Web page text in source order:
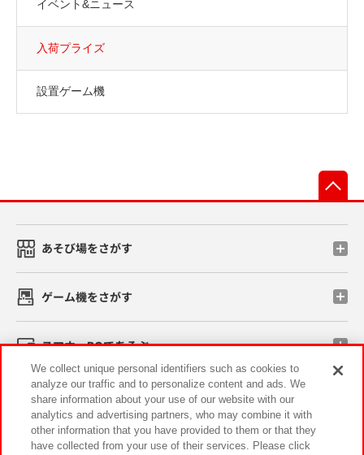
イベント&ニュース
入荷プライズ
設置ゲーム機
あそび場をさがす
ゲーム機をさがす
スマホ・PCであそぶ
イベント・キャンペーン
We collect unique personal identifiers such as cookies to
analyze our traffic and to personalize content and ads. We
share information about your use of our website with our
analytics and advertising partners, who may combine it with
other information that you have provided to them or that they
have collected from your use of their services. Please click